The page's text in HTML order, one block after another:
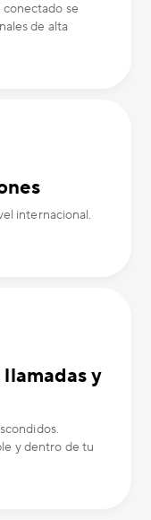
se
de alta
internacional.
y
y dentro de tu